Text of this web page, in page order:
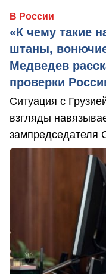
В России
«К чему такие
штаны,
Медведев
проверки
Ситуация с
взгляды
зампредседателя